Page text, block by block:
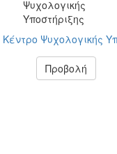
Κέντρο Ψυχολογικής
Προβολή